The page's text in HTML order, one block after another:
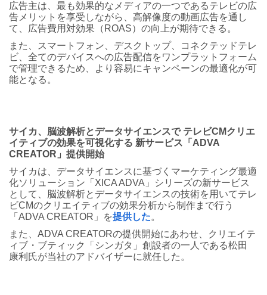
広告主は、最も効果的なメディアの一つであるテレビの広
告メリットを享受しながら、高解像度の動画広告を通し
て、広告費用対効果（ROAS）の向上が期待できる。
また、スマートフォン、デスクトップ、コネクテッドテレ
ビ、全てのデバイスへの広告配信をワンプラットフォーム
で管理できるため、より容易にキャンペーンの最適化が可
能となる。
サイカ、脳波解析とデータサイエンスで テレビCMクリエ
イティブの効果を可視化する 新サービス「ADVA
CREATOR」提供開始
サイカは、データサイエンスに基づくマーケティング最適
化ソリューション「XICA ADVA」シリーズの新サービス
として、脳波解析とデータサイエンスの技術を用いてテレ
ビCMのクリエイティブの効果分析から制作まで行う
「ADVA CREATOR」を提供した。
また、ADVA CREATORの提供開始にあわせ、クリエイテ
ィブ・ブティック「シンガタ」創設者の一人である松田
康利氏が当社のアドバイザーに就任した。